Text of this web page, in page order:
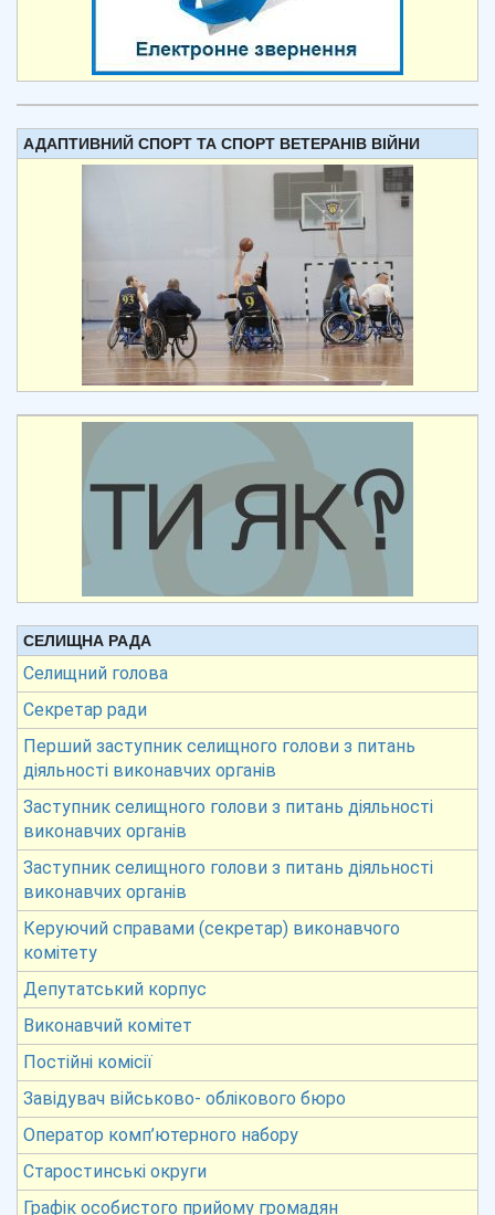
АДАПТИВНИЙ СПОРТ ТА СПОРТ ВЕТЕРАНІВ ВІЙНИ
СЕЛИЩНА РАДА
Селищний голова
Секретар ради
Перший заступник селищного голови з питань
діяльності виконавчих органів
Заступник селищного голови з питань діяльності
виконавчих органів
Заступник селищного голови з питань діяльності
виконавчих органів
Керуючий справами (секретар) виконавчого
комітету
Депутатський корпус
Виконавчий комітет
Постійні комісії
Завідувач військово- облікового бюро
Оператор комп’ютерного набору
Старостинські округи
Графік особистого прийому громадян